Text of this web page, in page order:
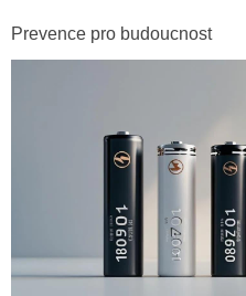
Prevence pro budoucnost